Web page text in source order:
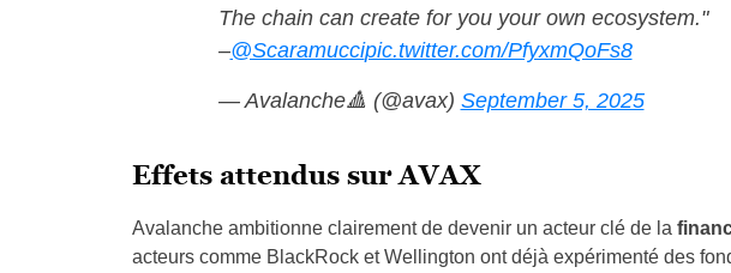
The chain can create for you your own ecosystem."
–@Scaramuccipic.twitter.com/PfyxmQoFs8
— Avalanche🔺 (@avax) September 5, 2025
Effets attendus sur AVAX
Avalanche ambitionne clairement de devenir un acteur clé de la
acteurs comme BlackRock et Wellington ont déjà expérimenté des